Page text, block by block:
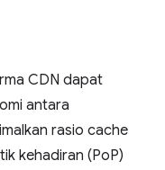
CDN dapat
antara
rasio cache
kehadiran (PoP)